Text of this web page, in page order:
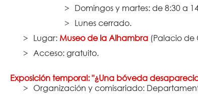
Domingos y martes: de 8:30 a
Lunes cerrado.
Lugar:Museo de la Alhambra (Palacio de
Acceso: gratuito.
Exposición temporal: "¿Una bóveda
Organización y comisariado: